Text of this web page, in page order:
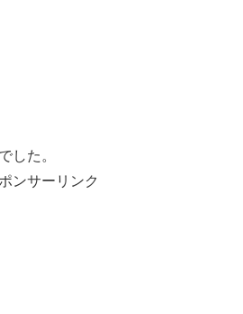
した。
ンサーリンク